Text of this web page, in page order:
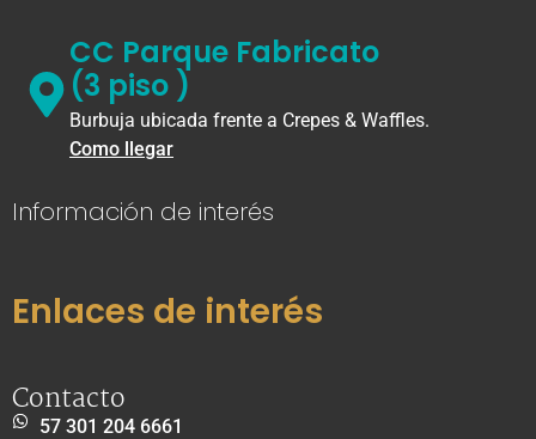
CC Parque Fabricato
(3 piso )
Burbuja ubicada frente a Crepes & Waffles.
Como llegar
Información de interés
Enlaces de interés
Contacto
57 301 204 6661